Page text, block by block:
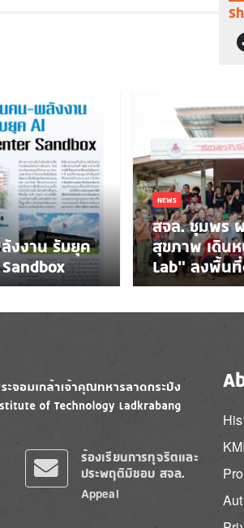
งงาน รับยุค
NEWS
สจล. ชุมพร
สุขภาพ เดิน
Lab” ลงพื้น
ร้องเรียนการทุจริตและ
ประพฤติมิชอบ สจล.
Appeal